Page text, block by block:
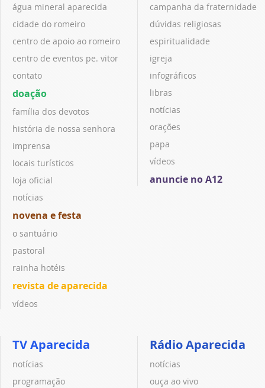
água mineral aparecida
cidade do romeiro
centro de apoio ao romeiro
centro de eventos pe. vitor
contato
doação
família dos devotos
história de nossa senhora
imprensa
locais turísticos
loja oficial
notícias
novena e festa
o santuário
pastoral
rainha hotéis
revista de aparecida
vídeos
campanha da fraternidade
dúvidas religiosas
espiritualidade
igreja
infográficos
libras
notícias
orações
papa
vídeos
anuncie no A12
TV Aparecida
notícias
programação
Rádio Aparecida
notícias
ouça ao vivo